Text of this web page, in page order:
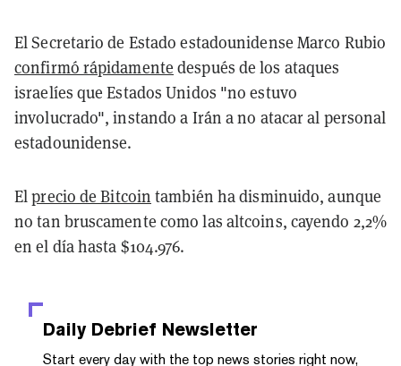
El Secretario de Estado estadounidense Marco Rubio
confirmó rápidamente después de los ataques
israelíes que Estados Unidos "no estuvo
involucrado", instando a Irán a no atacar al personal
estadounidense.
Elprecio de Bitcoin también ha disminuido, aunque
no tan bruscamente como las altcoins, cayendo 2,2%
en el día hasta $104.976.
Daily Debrief Newsletter
Start every day with the top news stories right now,